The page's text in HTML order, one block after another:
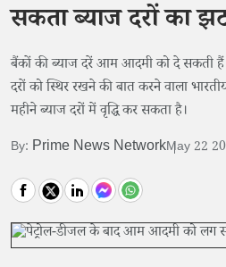
सकता ब्याज दरों का
बैंकों की ब्याज दरें आम आदमी को दे सकती
दरों को स्थिर रखने की बात करने वाला
महीने ब्याज दरों में वृद्धि कर सकता है।
By: Prime News NetworkMay 22